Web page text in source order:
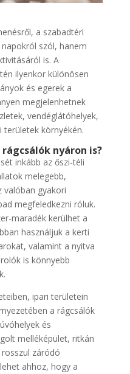
a szabadtéri
szól, hanem
is. A
ilyenkor különösen
és egerek a
megjelenhetnek
vendéglátóhelyek,
területek környékén.
nyáron is?
inkább az őszi-téli
melegebb,
valóban gyakori
megfeledkezni róluk.
maradék kerülhet a
használjuk a kerti
valamint a nyitva
is könnyebb
ipari területein
a rágcsálók
és
melléképület, ritkán
záródó
ahhoz, hogy a